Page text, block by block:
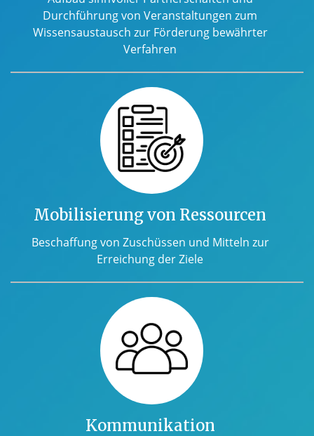
Durchführung von Veranstaltungen zum
Wissensaustausch zur Förderung bewährter
Verfahren
Mobilisierung von Ressourcen
Beschaffung von Zuschüssen und Mitteln zur
Erreichung der Ziele
Kommunikation